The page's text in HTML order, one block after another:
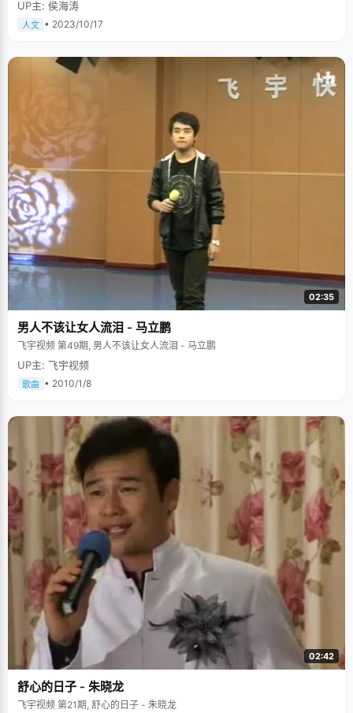
UP主: 侯海涛
人文 • 2023/10/17
02:35
男人不该让女人流泪 - 马立鹏
飞宇视频 第49期, 男人不该让女人流泪 - 马立鹏
UP主: 飞宇视频
歌曲 • 2010/1/8
02:42
舒心的日子 - 朱晓龙
飞宇视频 第21期, 舒心的日子 - 朱晓龙